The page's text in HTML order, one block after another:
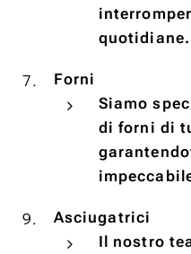
quotidiane.
Forni
Siamo
di forni di
Asciugatrici
Il nostro